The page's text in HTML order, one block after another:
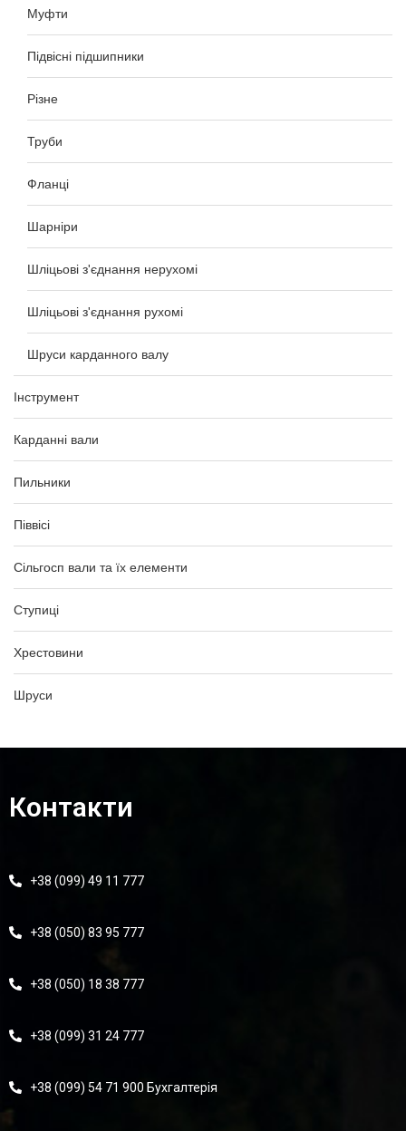
Муфти
Підвісні підшипники
Різне
Труби
Фланці
Шарніри
Шліцьові з'єднання нерухомі
Шліцьові з'єднання рухомі
Шруси карданного валу
Інструмент
Карданні вали
Пильники
Піввісі
Сільгосп вали та їх елементи
Ступиці
Хрестовини
Шруси
Контакти
+38 (099) 49 11 777
+38 (050) 83 95 777
+38 (050) 18 38 777
+38 (099) 31 24 777
+38 (099) 54 71 900 Бухгалтерія